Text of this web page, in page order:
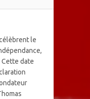
le
date